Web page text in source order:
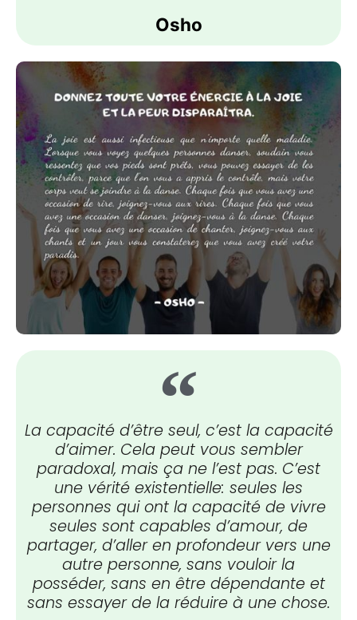
Osho
La capacité d’être seul, c’est la capacité
d’aimer. Cela peut vous sembler
paradoxal, mais ça ne l’est pas. C’est
une vérité existentielle: seules les
personnes qui ont la capacité de vivre
seules sont capables d’amour, de
partager, d’aller en profondeur vers une
autre personne, sans vouloir la
posséder, sans en être dépendante et
sans essayer de la réduire à une chose.